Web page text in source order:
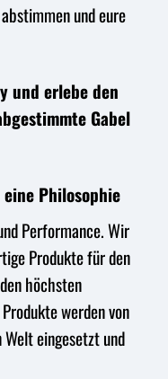
und eure
und erlebe den
Gabel
Philosophie
Performance. Wir
Produkte für den
höchsten
werden von
eingesetzt und